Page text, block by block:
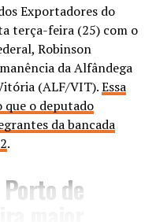
Exportadores do
terça-feira (25) com o
Robinson
da Alfândega
(ALF/VIT).Essa
o deputado
da bancada
.
de